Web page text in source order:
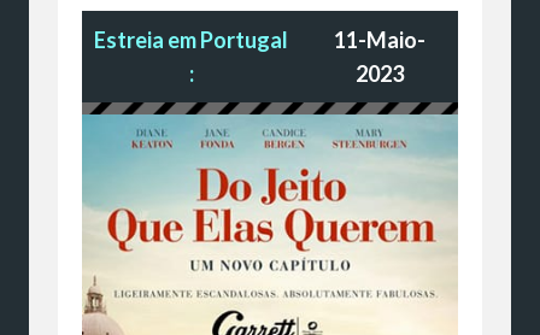
Estreia em Portugal
:
11-Maio-
2023